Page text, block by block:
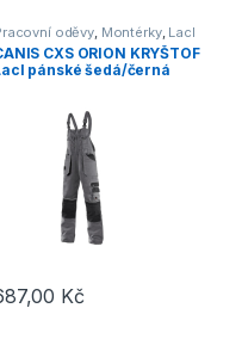
lze vybrat na stránce
oděvy Montérky, Lacl
CXS ORION KRYŠTOF
pánské šedá/černá
Kč
Tento produkt má více